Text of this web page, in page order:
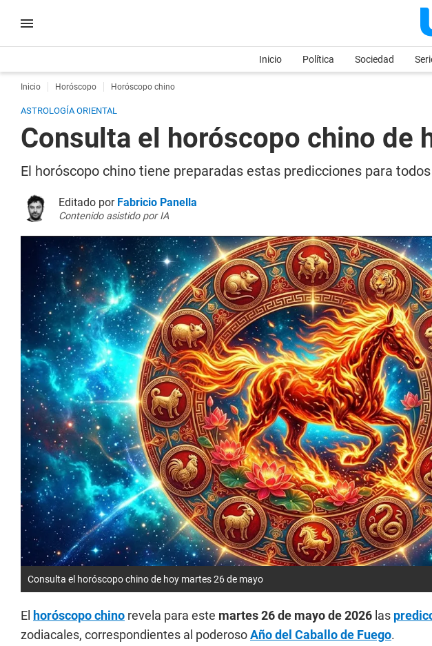
Inicio Política Sociedad
Inicio Horóscopo Horóscopo chino
ASTROLOGÍA ORIENTAL
Consulta el horóscopo chino de
El horóscopo chino tiene preparadas estas predicciones para
Editado por Fabricio Panella
Contenido asistido por IA
Consulta el horóscopo chino de hoy martes 26 de mayo
El horóscopo chino revela para este martes 26 de mayo de 2026 las
zodiacales, correspondientes al poderosoAño del Caballo de Fuego.